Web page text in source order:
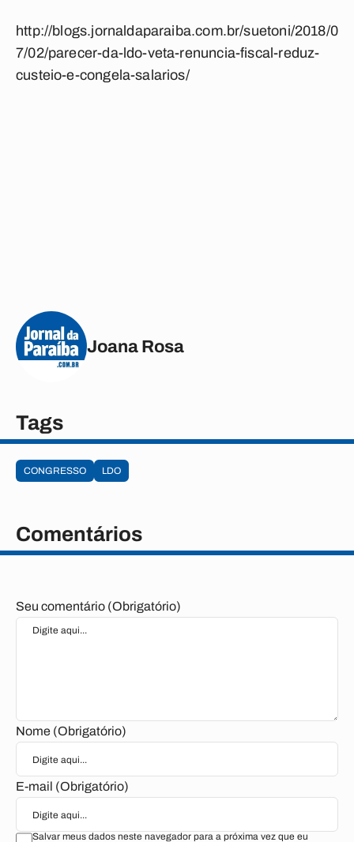
http://blogs.jornaldaparaiba.com.br/suetoni/2018/0
7/02/parecer-da-ldo-veta-renuncia-fiscal-reduz-
custeio-e-congela-salarios/
Joana Rosa
Tags
CONGRESSO LDO
Comentários
Seu comentário (Obrigatório)
Nome (Obrigatório)
E-mail (Obrigatório)
Salvar meus dados neste navegador para a próxima vez que eu